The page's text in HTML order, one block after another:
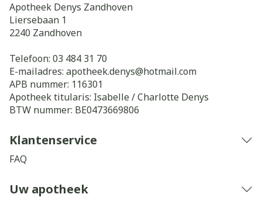
Apotheek Denys Zandhoven
Liersebaan 1
2240 Zandhoven
Telefoon: 03 484 31 70
E-mailadres: apotheek.denys@hotmail.com
APB nummer: 116301
Apotheek titularis: Isabelle / Charlotte Denys
BTW nummer: BE0473669806
Klantenservice
FAQ
Uw apotheek